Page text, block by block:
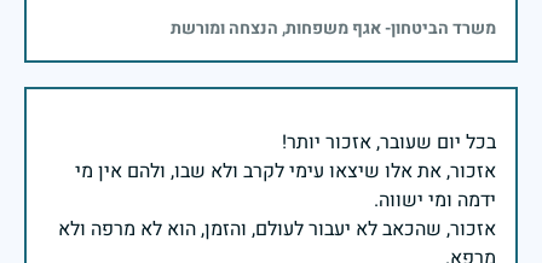
משרד הביטחון- אגף משפחות, הנצחה ומורשת
אזכור, את אלו שיצאו עימי לקרב ולא שבו, ולהם אין מי
אזכור, שהכאב לא יעבור לעולם, והזמן, הוא לא מרפה ולא